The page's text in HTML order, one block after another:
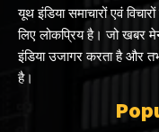
यूथ इंडिया समाचारों एवं
लिए लोकप्रिय है। जो खबर
इंडिया उजागर करता है और
है।